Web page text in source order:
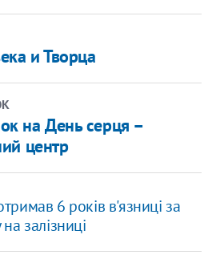
и Творца
на День серця –
центр
6 років в'язниці за
залізниці